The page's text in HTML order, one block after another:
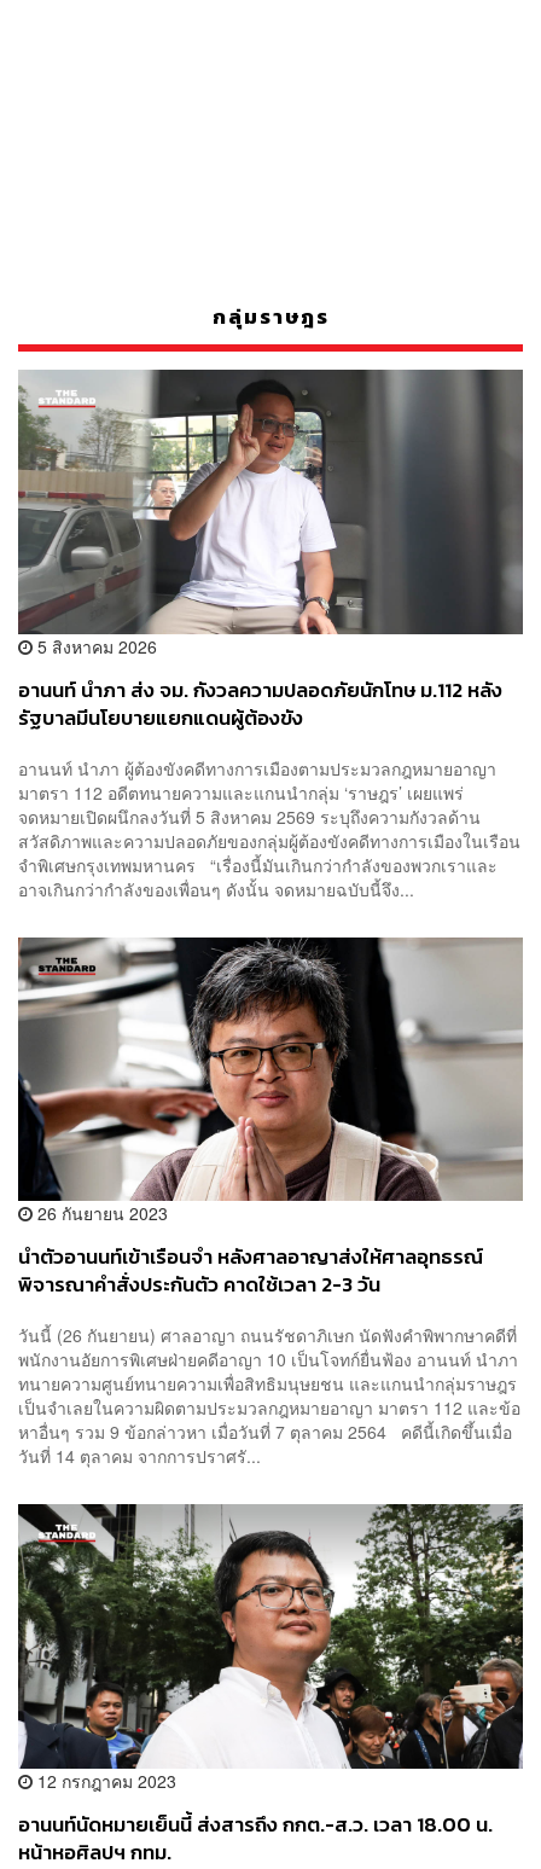
กลุ่มราษฎร
5 สิงหาคม 2026
อานนท์ นำภา ส่ง จม. กังวลความปลอดภัยนักโทษ ม.112 หลัง
รัฐบาลมีนโยบายแยกแดนผู้ต้องขัง
อานนท์ นำภา ผู้ต้องขังคดีทางการเมืองตามประมวลกฎหมายอาญา
มาตรา 112 อดีตทนายความและแกนนำกลุ่ม ‘ราษฎร’ เผยแพร่
จดหมายเปิดผนึกลงวันที่ 5 สิงหาคม 2569 ระบุถึงความกังวลด้าน
สวัสดิภาพและความปลอดภัยของกลุ่มผู้ต้องขังคดีทางการเมืองในเรือน
จำพิเศษกรุงเทพมหานคร “เรื่องนี้มันเกินกว่ากำลังของพวกเราและ
อาจเกินกว่ากำลังของเพื่อนๆ ดังนั้น จดหมายฉบับนี้จึง...
26 กันยายน 2023
นำตัวอานนท์เข้าเรือนจำ หลังศาลอาญาส่งให้ศาลอุทธรณ์
พิจารณาคำสั่งประกันตัว คาดใช้เวลา 2-3 วัน
วันนี้ (26 กันยายน) ศาลอาญา ถนนรัชดาภิเษก นัดฟังคำพิพากษาคดีที่
พนักงานอัยการพิเศษฝ่ายคดีอาญา 10 เป็นโจทก์ยื่นฟ้อง อานนท์ นำภา
ทนายความศูนย์ทนายความเพื่อสิทธิมนุษยชน และแกนนำกลุ่มราษฎร
เป็นจำเลยในความผิดตามประมวลกฎหมายอาญา มาตรา 112 และข้อ
หาอื่นๆ รวม 9 ข้อกล่าวหา เมื่อวันที่ 7 ตุลาคม 2564 คดีนี้เกิดขึ้นเมื่อ
วันที่ 14 ตุลาคม จากการปราศรั...
12 กรกฎาคม 2023
อานนท์นัดหมายเย็นนี้ ส่งสารถึง กกต.-ส.ว. เวลา 18.00 น.
หน้าหอศิลปฯ กทม.